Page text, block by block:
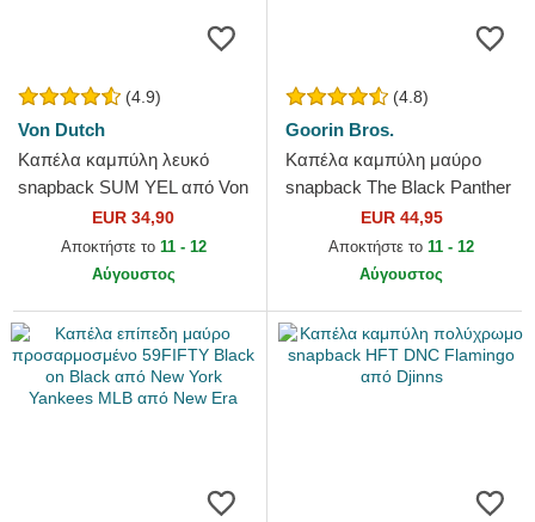
(4.9)
Von Dutch
Καπέλα καμπύλη λευκό
snapback SUM YEL από Von
EUR 34,90
Αποκτήστε το 11 - 12
Αύγουστος
(4.8)
Goorin Bros.
Καπέλα καμπύλη μαύρο
snapback The Black Panther
Core Combo The Farm
Goorin Bros.
EUR 44,95
Αποκτήστε το 11 - 12
Αύγουστος